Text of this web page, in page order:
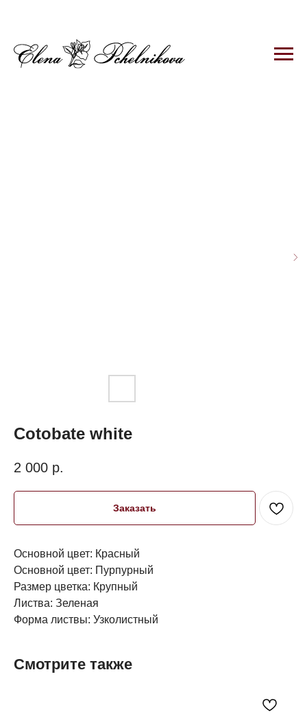
Cotobate white
2 000 р.
Заказать
Основной цвет: Красный
Основной цвет: Пурпурный
Размер цветка: Крупный
Листва: Зеленая
Форма листвы: Узколистный
Смотрите также